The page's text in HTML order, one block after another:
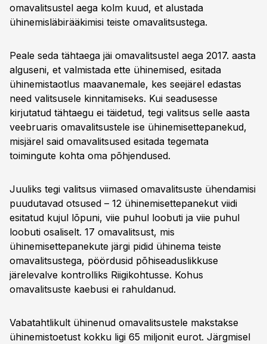
omavalitsustel aega kolm kuud, et alustada
ühinemisläbirääkimisi teiste omavalitsustega.
Peale seda tähtaega jäi omavalitsustel aega 2017. aasta
alguseni, et valmistada ette ühinemised, esitada
ühinemistaotlus maavanemale, kes seejärel edastas
need valitsusele kinnitamiseks. Kui seadusesse
kirjutatud tähtaegu ei täidetud, tegi valitsus selle aasta
veebruaris omavalitsustele ise ühinemisettepanekud,
misjärel said omavalitsused esitada tegemata
toimingute kohta oma põhjendused.
Juuliks tegi valitsus viimased omavalitsuste ühendamisi
puudutavad otsused – 12 ühinemisettepanekut viidi
esitatud kujul lõpuni, viie puhul loobuti ja viie puhul
loobuti osaliselt. 17 omavalitsust, mis
ühinemisettepanekute järgi pidid ühinema teiste
omavalitsustega, pöördusid põhiseaduslikkuse
järelevalve kontrolliks Riigikohtusse. Kohus
omavalitsuste kaebusi ei rahuldanud.
Vabatahtlikult ühinenud omavalitsustele makstakse
ühinemistoetust kokku ligi 65 miljonit eurot. Järgmisel